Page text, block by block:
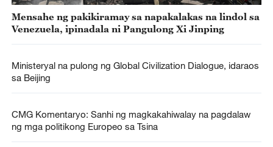
Mensahe ng pakikiramay sa napakalakas na lindol sa
Venezuela, ipinadala ni Pangulong Xi Jinping
Ministeryal na pulong ng Global Civilization Dialogue, idaraos
sa Beijing
CMG Komentaryo: Sanhi ng magkakahiwalay na pagdalaw
ng mga politikong Europeo sa Tsina